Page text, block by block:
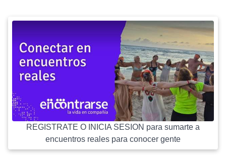
REGISTRATE O INICIA SESION para sumarte a
encuentros reales para conocer gente